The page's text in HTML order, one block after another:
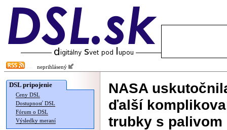
neprihlásený
DSL pripojenie
Ceny DSL
Dostupnosť DSL
Fórum o DSL
Výsledky meraní
NASA
ďalší
trubky s palivom